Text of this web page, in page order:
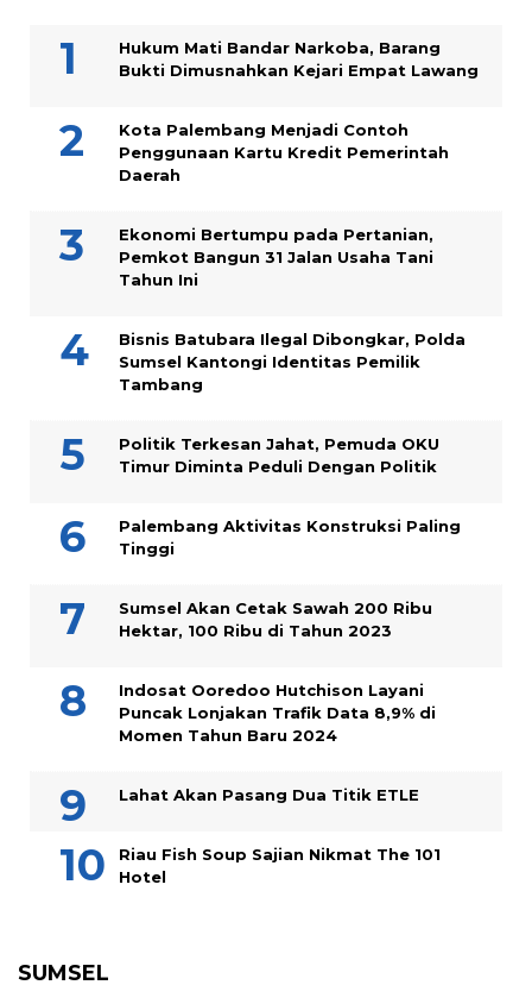
Hukum Mati Bandar Narkoba, Barang
Bukti Dimusnahkan Kejari Empat Lawang
Kota Palembang Menjadi Contoh
Penggunaan Kartu Kredit Pemerintah
Daerah
Ekonomi Bertumpu pada Pertanian,
Pemkot Bangun 31 Jalan Usaha Tani
Tahun Ini
Bisnis Batubara Ilegal Dibongkar, Polda
Sumsel Kantongi Identitas Pemilik
Tambang
Politik Terkesan Jahat, Pemuda OKU
Timur Diminta Peduli Dengan Politik
Palembang Aktivitas Konstruksi Paling
Tinggi
Sumsel Akan Cetak Sawah 200 Ribu
Hektar, 100 Ribu di Tahun 2023
Indosat Ooredoo Hutchison Layani
Puncak Lonjakan Trafik Data 8,9% di
Momen Tahun Baru 2024
Lahat Akan Pasang Dua Titik ETLE
Riau Fish Soup Sajian Nikmat The 101
Hotel
SUMSEL